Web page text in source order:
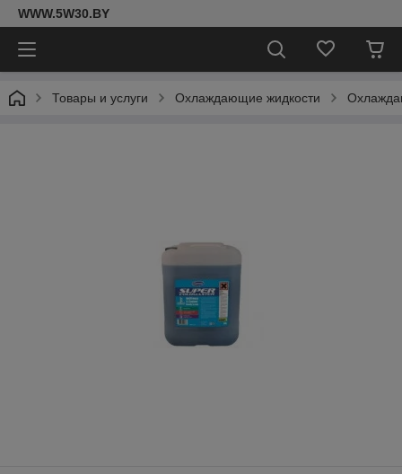
WWW.5W30.BY
Товары и услуги Охлаждающие жидкости